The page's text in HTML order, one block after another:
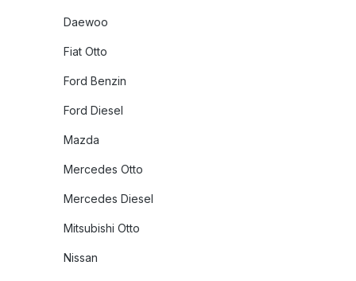
Daewoo
Fiat Otto
Ford Benzin
Ford Diesel
Mazda
Mercedes Otto
Mercedes Diesel
Mitsubishi Otto
Nissan